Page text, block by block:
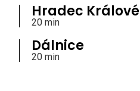
Hradec Králové
20 min
Dálnice
20 min